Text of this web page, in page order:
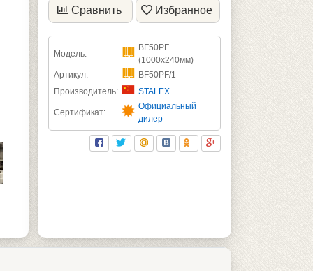
Сравнить Избранное
Модель:
BF50PF
(1000х240мм)
Артикул:
BF50PF/1
Производитель:
STALEX
Сертификат:
Официальный
дилер